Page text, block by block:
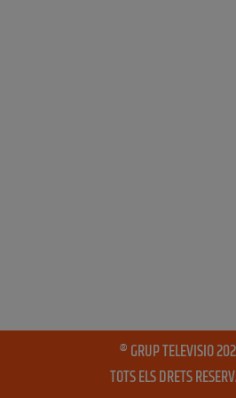
® GRUP TELEVISIO
TOTS ELS DRETS